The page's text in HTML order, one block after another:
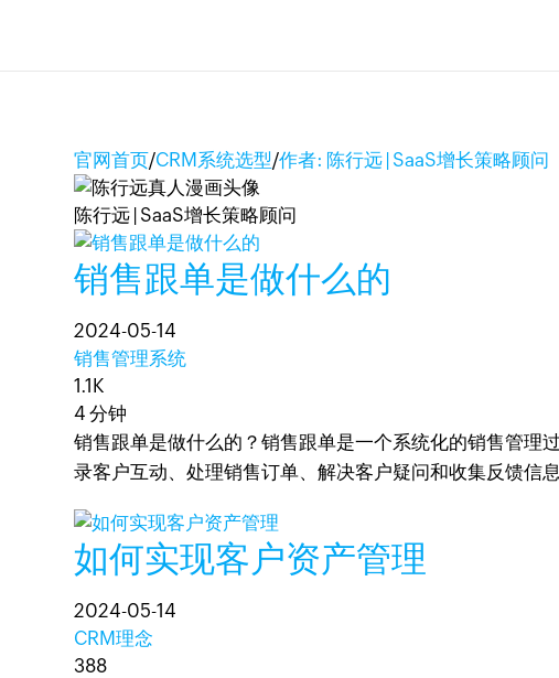
官网首页/CRM系统选型/作者: 陈行远 | SaaS增长策略顾问
陈行远 | SaaS增长策略顾问
销售跟单是做什么的
2024-05-14
销售管理系统
1.1K
4 分钟
销售跟单是做什么的？销售跟单是一个系统化的销售管理
录客户互动、处理销售订单、解决客户疑问和收集反馈信息
如何实现客户资产管理
2024-05-14
CRM理念
388